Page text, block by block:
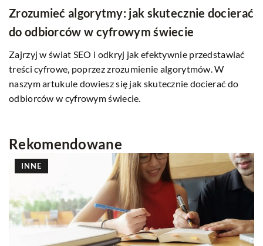
Zrozumieć algorytmy: jak skutecznie docierać
do odbiorców w cyfrowym świecie
Zajrzyj w świat SEO i odkryj jak efektywnie przedstawiać
treści cyfrowe, poprzez zrozumienie algorytmów. W
naszym artukule dowiesz się jak skutecznie docierać do
odbiorców w cyfrowym świecie.
Rekomendowane
INNE